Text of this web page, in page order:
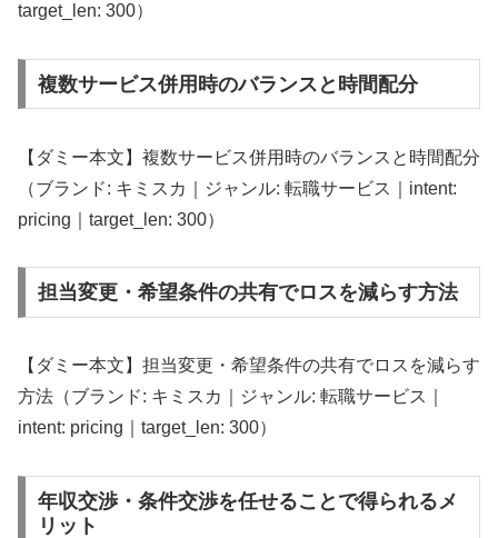
target_len: 300）
複数サービス併用時のバランスと時間配分
【ダミー本文】複数サービス併用時のバランスと時間配分
（ブランド: キミスカ｜ジャンル: 転職サービス｜intent:
pricing｜target_len: 300）
担当変更・希望条件の共有でロスを減らす方法
【ダミー本文】担当変更・希望条件の共有でロスを減らす
方法（ブランド: キミスカ｜ジャンル: 転職サービス｜
intent: pricing｜target_len: 300）
年収交渉・条件交渉を任せることで得られるメ
リット